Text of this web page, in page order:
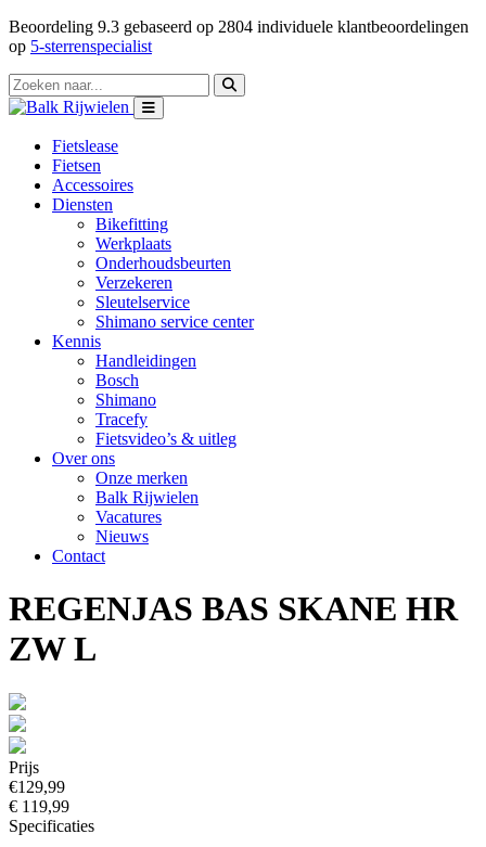
Beoordeling 9.3 gebaseerd op 2804 individuele klantbeoordelingen
op 5-sterrenspecialist
Fietslease
Fietsen
Accessoires
Diensten
Bikefitting
Werkplaats
Onderhoudsbeurten
Verzekeren
Sleutelservice
Shimano service center
Kennis
Handleidingen
Bosch
Shimano
Tracefy
Fietsvideo’s & uitleg
Over ons
Onze merken
Balk Rijwielen
Vacatures
Nieuws
Contact
REGENJAS BAS SKANE HR
ZW L
Prijs
€129,99
€ 119,99
Specificaties